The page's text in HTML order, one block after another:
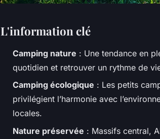
L'information clé
Camping nature : Une tendance en
quotidien et retrouver un rythme de
Camping écologique : Les petits
privilégient l’harmonie avec
locales.
Nature préservée : Massifs central,